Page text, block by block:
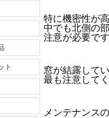
ト
特に機密性が
中でも北側の
注意が必要です
窓が結露して
最も注意してく
メンテナンス